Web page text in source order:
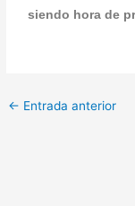
siendo hora de
← Entrada anterior